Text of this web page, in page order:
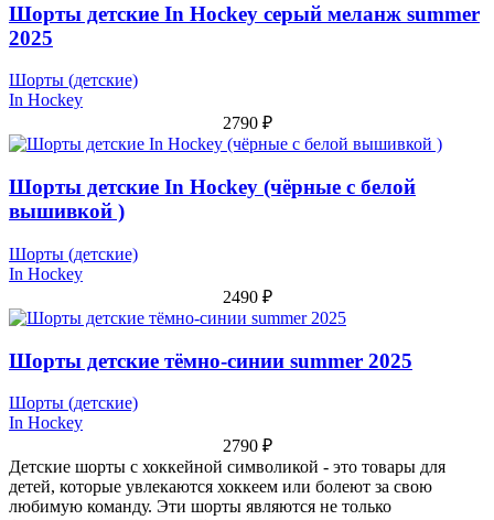
Шорты детские In Hockey серый меланж summer
2025
Шорты (детские)
In Hockey
2790 ₽
Шорты детские In Hockey (чёрные с белой
вышивкой )
Шорты (детские)
In Hockey
2490 ₽
Шорты детские тёмно-синии summer 2025
Шорты (детские)
In Hockey
2790 ₽
Детские шорты с хоккейной символикой - это товары для
детей, которые увлекаются хоккеем или болеют за свою
любимую команду. Эти шорты являются не только